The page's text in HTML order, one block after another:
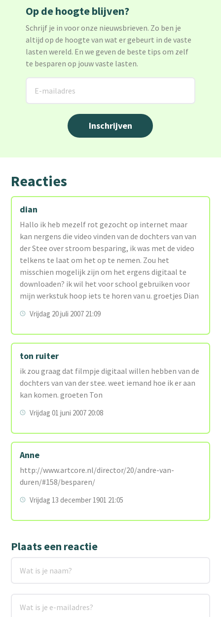
Op de hoogte blijven?
Schrijf je in voor onze nieuwsbrieven. Zo ben je
altijd op de hoogte van wat er gebeurt in de vaste
lasten wereld. En we geven de beste tips om zelf
te besparen op jouw vaste lasten.
Reacties
dian
Hallo ik heb mezelf rot gezocht op internet maar
kan nergens die video vinden van de dochters van van
der Stee over stroom besparing, ik was met de video
telkens te laat om het op te nemen. Zou het
misschien mogelijk zijn om het ergens digitaal te
downloaden? ik wil het voor school gebruiken voor
mijn werkstuk hoop iets te horen van u. groetjes Dian
Vrijdag 20 juli 2007 21:09
ton ruiter
ik zou graag dat filmpje digitaal willen hebben van de
dochters van van der stee. weet iemand hoe ik er aan
kan komen. groeten Ton
Vrijdag 01 juni 2007 20:08
Anne
http://www.artcore.nl/director/20/andre-van-
duren/#158/besparen/
Vrijdag 13 december 1901 21:05
Plaats een reactie